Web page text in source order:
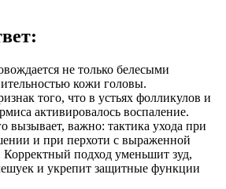
не только белесыми
кожи головы.
того, что в устьях фолликулов и
активировалось воспаление.
вызывает, важно: тактика ухода при
и при перхоти с выраженной
Корректный подход уменьшит зуд,
и укрепит защитные функции